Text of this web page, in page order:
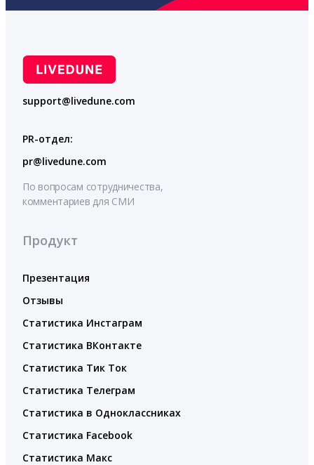
support@livedune.com
PR-отдел:
pr@livedune.com
По вопросам сотрудничества,
комментариев для СМИ
Продукт
Презентация
Отзывы
Статистика Инстаграм
Статистика ВКонтакте
Статистика Тик Ток
Статистика Телеграм
Статистика в Одноклассниках
Статистика Facebook
Статистика Макс